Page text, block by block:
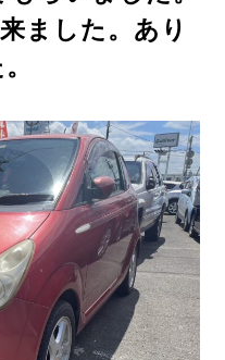
ました。あり